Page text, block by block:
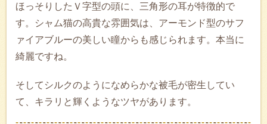
ほっそりしたＶ字型の頭に、三角形の耳が特徴的で
す。シャム猫の高貴な雰囲気は、アーモンド型のサフ
ァイアブルーの美しい瞳からも感じられます。本当に
綺麗ですね。
そしてシルクのようになめらかな被毛が密生してい
て、キラリと輝くようなツヤがあります。